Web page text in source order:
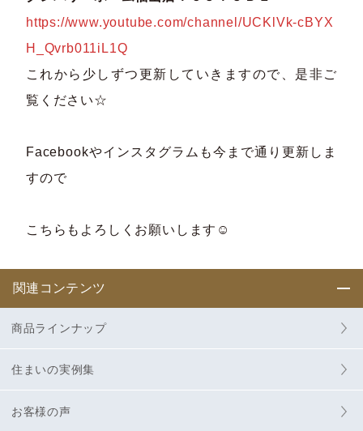
https://www.youtube.com/channel/UCKlVk-cBYX
H_Qvrb011iL1Q
これから少しずつ更新していきますので、是非ご
覧ください☆
Facebookやインスタグラムも今まで通り更新しま
すので
こちらもよろしくお願いします☺
関連コンテンツ
商品ラインナップ
住まいの実例集
お客様の声